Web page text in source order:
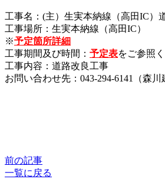
工事名：(主）生実本納線（高田IC）
工事場所：生実本納線（高田IC）
※予定箇所詳細
工事期間及び時間： 予定表をご参照
工事内容：道路改良工事
お問い合わせ先：043-294-6141（森川
前の記事
一覧に戻る